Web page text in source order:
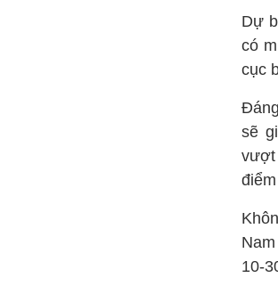
Dự
có
cục
sẽ
vượt
10-